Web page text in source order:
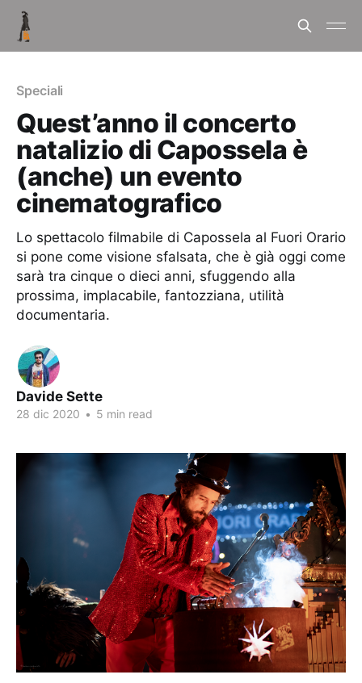
Speciali
Quest’anno il concerto
natalizio di Capossela è
(anche) un evento
cinematografico
Lo spettacolo filmabile di Capossela al Fuori Orario
si pone come visione sfalsata, che è già oggi come
sarà tra cinque o dieci anni, sfuggendo alla
prossima, implacabile, fantozziana, utilità
documentaria.
Davide Sette
28 dic 2020 • 5 min read